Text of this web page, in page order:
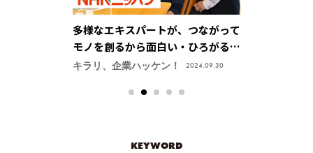
多様なエキスパートが、つながって
モノを創るから面白い・ひろがる
【日本発条株式会社（ニッパツ）】
キラリ、企業ハッケン！ 2024.09.30
KEYWORD